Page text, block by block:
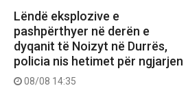
Lëndë eksplozive e
pashpërthyer në derën e
dyqanit të Noizyt në Durrës,
policia nis hetimet për ngjarjen
08/08 14:35